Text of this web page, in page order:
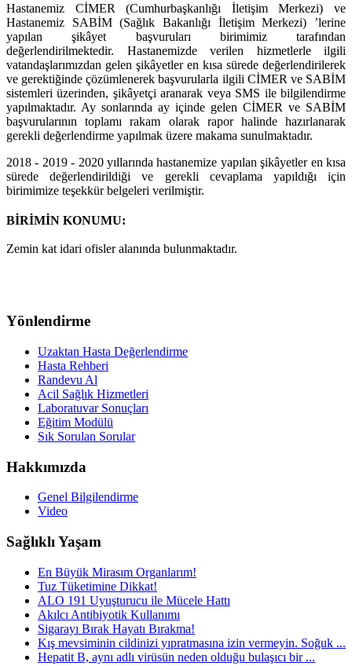
Hastanemiz CİMER (Cumhurbaşkanlığı İletişim Merkezi) ve
Hastanemiz SABİM (Sağlık Bakanlığı İletişim Merkezi) ’lerine
yapılan şikâyet başvuruları birimimiz tarafından
değerlendirilmektedir. Hastanemizde verilen hizmetlerle ilgili
vatandaşlarımızdan gelen şikâyetler en kısa sürede değerlendirilerek
ve gerektiğinde çözümlenerek başvurularla ilgili CİMER ve SABİM
sistemleri üzerinden, şikâyetçi aranarak veya SMS ile bilgilendirme
yapılmaktadır. Ay sonlarında ay içinde gelen CİMER ve SABİM
başvurularının toplamı rakam olarak rapor halinde hazırlanarak
gerekli değerlendirme yapılmak üzere makama sunulmaktadır.
2018 - 2019 - 2020 yıllarında hastanemize yapılan şikâyetler en kısa
sürede değerlendirildiği ve gerekli cevaplama yapıldığı için
birimimize teşekkür belgeleri verilmiştir.
BİRİMİN KONUMU:
Zemin kat idari ofisler alanında bulunmaktadır.
Yönlendirme
Uzaktan Hasta Değerlendirme
Hasta Rehberi
Randevu Al
Acil Sağlık Hizmetleri
Laboratuvar Sonuçları
Eğitim Modülü
Sık Sorulan Sorular
Hakkımızda
Genel Bilgilendirme
Video
Sağlıklı Yaşam
En Büyük Mirasım Organlarım!
Tuz Tüketimine Dikkat!
ALO 191 Uyuşturucu ile Mücele Hattı
Akılcı Antibiyotik Kullanımı
Sigarayı Bırak Hayatı Bırakma!
Kış mevsiminin cildinizi yıpratmasına izin vermeyin. Soğuk ...
Hepatit B, aynı adlı virüsün neden olduğu bulaşıcı bir ...